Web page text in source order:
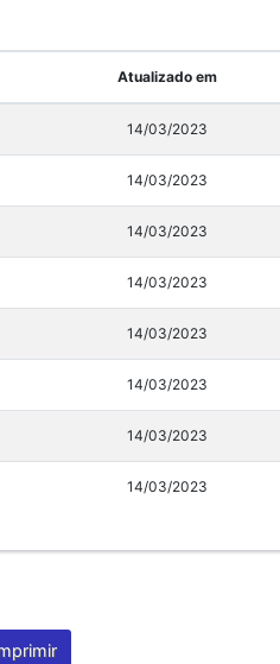
Atualizado em
14/03/2023
14/03/2023
14/03/2023
14/03/2023
14/03/2023
14/03/2023
14/03/2023
14/03/2023